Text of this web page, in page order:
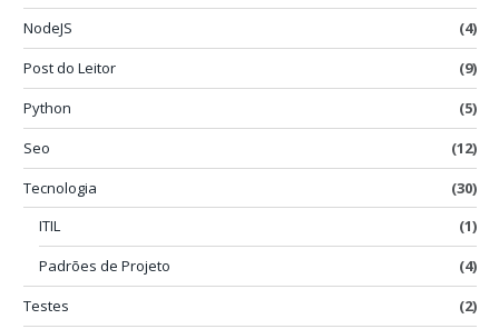
NodeJS
(4)
Post do Leitor
(9)
Python
(5)
Seo
(12)
Tecnologia
(30)
ITIL
(1)
Padrões de Projeto
(4)
Testes
(2)